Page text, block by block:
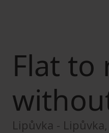
Flat to
Lipůvka -